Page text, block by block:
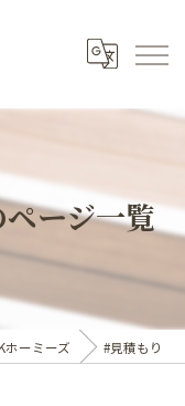
ージ一覧
ーミーズ #見積もり